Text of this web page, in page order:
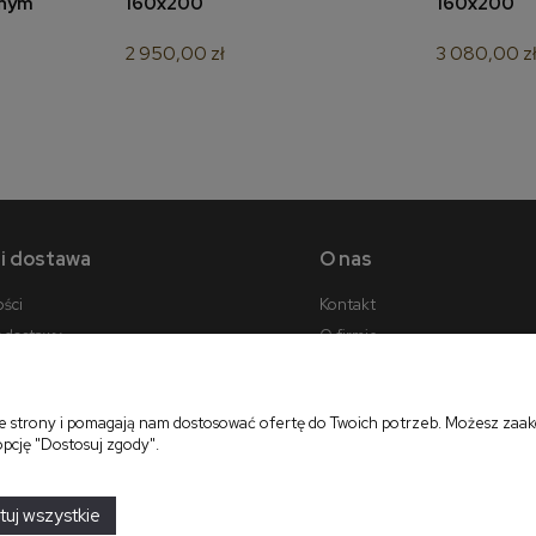
2 950,00 zł 3 080,00 zł
dostawa
dostawy
O nas
Kontakt
O firmie
i pomagają nam dostosować ofertę do Twoich potrzeb. Możesz
"Dostosuj zgody".
wszystkie